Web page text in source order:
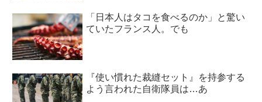
「日本人はタコを食べるのか」と驚い
ていたフランス人。でも
『使い慣れた裁縫セット』を持参する
よう言われた自衛隊員は…あ